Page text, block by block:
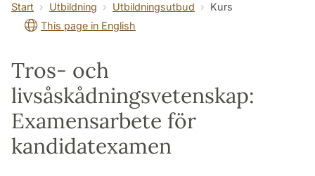
Start Utbildning Utbildningsutbud
Kurs
This page in English
Tros- och
livsåskådningsvetenskap:
Examensarbete för
kandidatexamen